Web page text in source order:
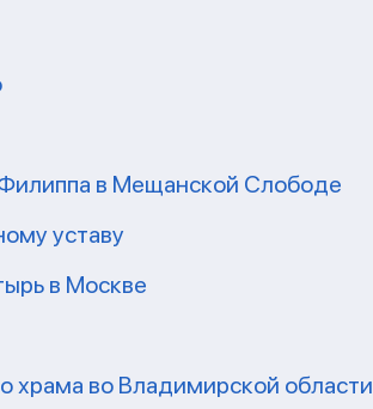
в Мещанской Слободе
уставу
в Москве
храма во Владимирской области